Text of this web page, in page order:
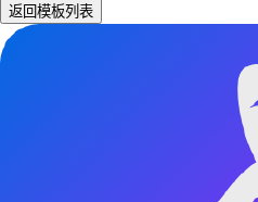
返回模板列表